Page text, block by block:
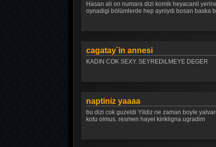
Hasan ali on numara dizi komik heyacanli
oynadigi bölümlerde hep ayniydi bosan baska
cagatay`in annesi
KADIN COK SEXY. SEYREDiLMEYE DEGER
naptiniz yaaaa
bu dizi cok guzeldi Yildiz ne zaman boyle
kotu olmus. resmen hayel kirikligna ugradim